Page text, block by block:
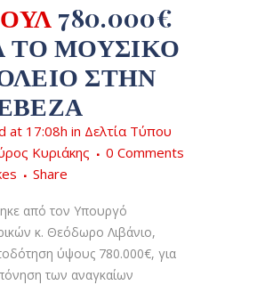
780.000€
ΤΟ ΜΟΥΣΙΚΌ
ΣΤΗΝ
at 17:08h in Δελτία Τύπου
Κυριάκης
0 Comments
Share
από τον Υπουργό
κ. Θεόδωρο Λιβάνιο,
ύψους 780.000€, για
των αναγκαίων